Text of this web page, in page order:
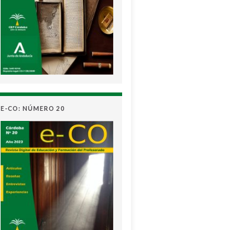
E-CO: NÚMERO 20